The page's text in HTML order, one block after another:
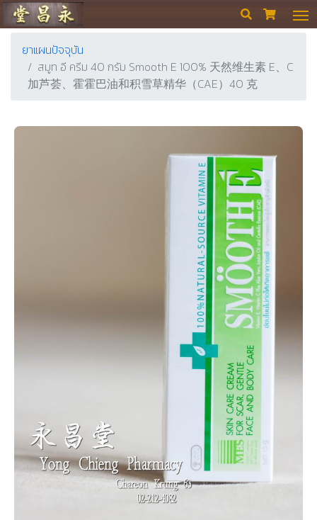
ร้านขายยา ย่งเชียงตึ๊ง  
ยาแผนปัจจุบัน
สมูท อี ครีม 40 กรัม Smooth E 100% 天然维生素 E、C
加芦荟、霍霍巴油和积雪草精华（CAE）40 克